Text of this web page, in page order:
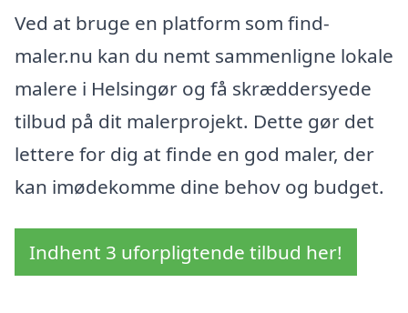
Ved at bruge en platform som find-
maler.nu kan du nemt sammenligne lokale
malere i Helsingør og få skræddersyede
tilbud på dit malerprojekt. Dette gør det
lettere for dig at finde en god maler, der
kan imødekomme dine behov og budget.
Indhent 3 uforpligtende tilbud her!